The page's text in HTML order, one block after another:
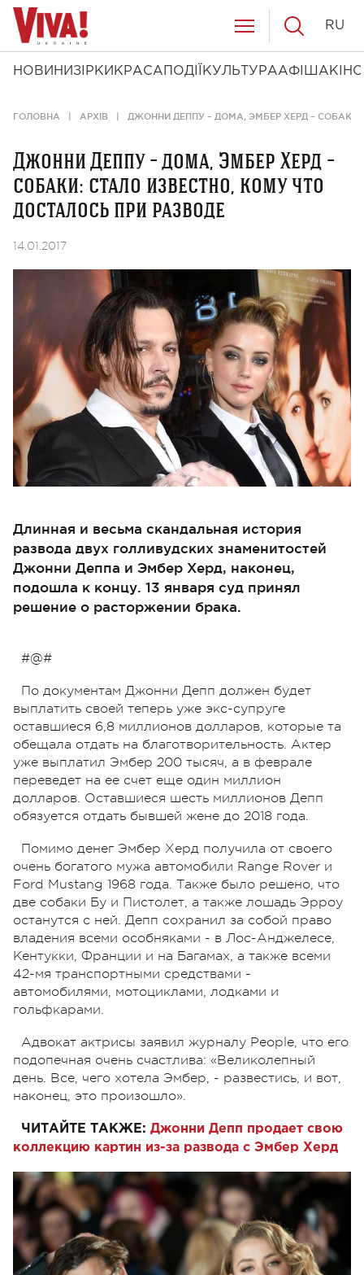
НОВИНИ ЗІРКИ КРАСА ПОДІЇ КУЛЬТУРААФІША КІНО
RU
ГОЛОВНА АРХІВ ДЖОННИ ДЕППУ – ДОМА, ЭМБЕР ХЕРД –
Джонни Деппу – дома, Эмбер Херд –
собаки: стало известно, кому что
досталось при разводе
14.01.2017
Длинная и весьма скандальная история
развода двух голливудских знаменитостей
Джонни Деппа и Эмбер Херд, наконец,
подошла к концу. 13 января суд принял
решение о расторжении брака.
#@#
По документам Джонни Депп должен будет
выплатить своей теперь уже экс-супруге
оставшиеся 6,8 миллионов долларов, которые та
обещала отдать на благотворительность. Актер
уже выплатил Эмбер 200 тысяч, а в феврале
переведет на ее счет еще один миллион
долларов. Оставшиеся шесть миллионов Депп
обязуется отдать бывшей жене до 2018 года.
Помимо денег Эмбер Херд получила от своего
очень богатого мужа автомобили Range Rover и
Ford Mustang 1968 года. Также было решено, что
две собаки Бу и Пистолет, а также лошадь Эрроу
останутся с ней. Депп сохранил за собой право
владения всеми особняками - в Лос-Анджелесе,
Кентукки, Франции и на Багамах, а также всеми
42-мя транспортными средствами -
автомобилями, мотоциклами, лодками и
гольфкарами.
Адвокат актрисы заявил журналу People, что его
подопечная очень счастлива: «Великолепный
день. Все, чего хотела Эмбер, - развестись, и вот,
наконец, это произошло».
ЧИТАЙТЕ ТАКЖЕ: Джонни Депп продает свою
коллекцию картин из-за развода с Эмбер Херд